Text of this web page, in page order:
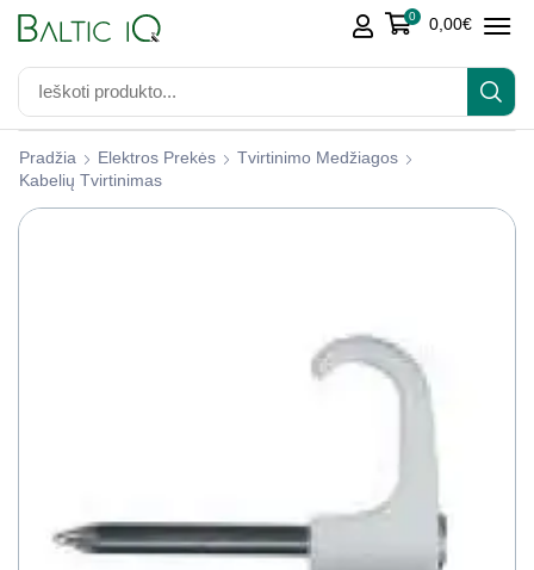
0 0,00€
Pradžia Elektros Prekės
Tvirtinimo Medžiagos
Kabelių Tvirtinimas